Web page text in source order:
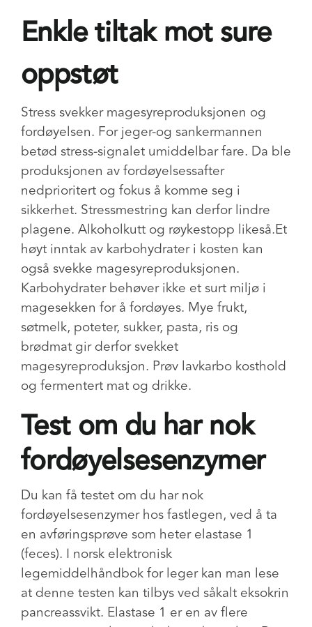
Enkle tiltak mot sure
oppstøt
Stress svekker magesyreproduksjonen og
fordøyelsen. For jeger-og sankermannen
betød stress-signalet umiddelbar fare. Da ble
produksjonen av fordøyelsessafter
nedprioritert og fokus å komme seg i
sikkerhet. Stressmestring kan derfor lindre
plagene. Alkoholkutt og røykestopp likeså.Et
høyt inntak av karbohydrater i kosten kan
også svekke magesyreproduksjonen.
Karbohydrater behøver ikke et surt miljø i
magesekken for å fordøyes. Mye frukt,
søtmelk, poteter, sukker, pasta, ris og
brødmat gir derfor svekket
magesyreproduksjon. Prøv lavkarbo kosthold
og fermentert mat og drikke.
Test om du har nok
fordøyelsesenzymer
Du kan få testet om du har nok
fordøyelsesenzymer hos fastlegen, ved å ta
en avføringsprøve som heter elastase 1
(feces). I norsk elektronisk
legemiddelhåndbok for leger kan man lese
at denne testen kan tilbys ved såkalt eksokrin
pancreassvikt. Elastase 1 er en av flere